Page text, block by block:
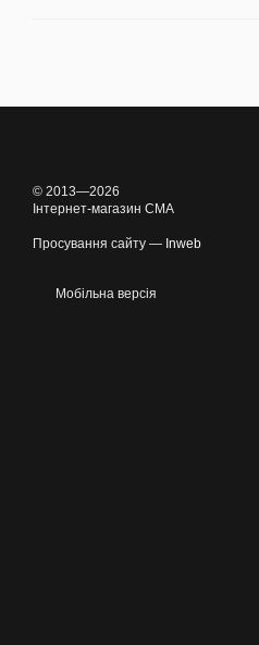
© 2013—2026
Інтернет-магазин CMA
Просування сайту — Inweb
Мобільна версія